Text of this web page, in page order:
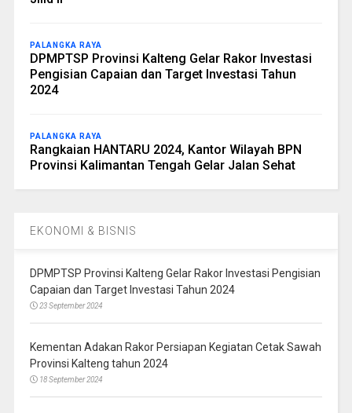
PALANGKA RAYA
DPMPTSP Provinsi Kalteng Gelar Rakor Investasi
Pengisian Capaian dan Target Investasi Tahun
2024
PALANGKA RAYA
Rangkaian HANTARU 2024, Kantor Wilayah BPN
Provinsi Kalimantan Tengah Gelar Jalan Sehat
EKONOMI & BISNIS
DPMPTSP Provinsi Kalteng Gelar Rakor Investasi Pengisian
Capaian dan Target Investasi Tahun 2024
23 September 2024
Kementan Adakan Rakor Persiapan Kegiatan Cetak Sawah
Provinsi Kalteng tahun 2024
18 September 2024